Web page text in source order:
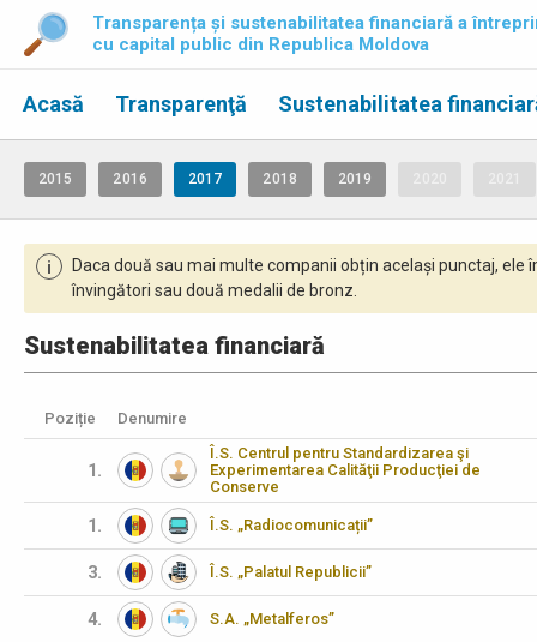
Transparența și sustenabilitatea financiară a
cu capital public din Republica Moldova
Acasă Transparenţă Sustenabilitatea
2015 2016 2017 2018 2019
i
Daca două sau mai multe companii obțin același punctaj,
învingători sau două medalii de bronz.
Sustenabilitatea financiară
Poziție Denumire
1.
Î.S. Centrul pentru Standardizarea şi
Experimentarea Calităţii Producţiei de
Conserve
1. Î.S. „Radiocomunicații”
3. Î.S. „Palatul Republicii”
4. S.A. „Metalferos”